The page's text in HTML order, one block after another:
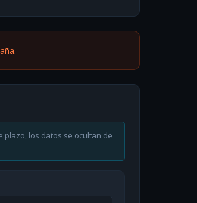
plazo, los datos se ocultan de